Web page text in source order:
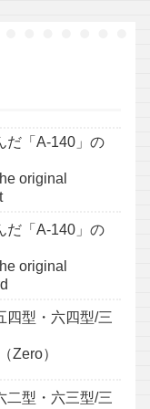
だ「A-140」の
original
だ「A-140」の
original
四型・六四型/三
Zero）
二型・六三型/三